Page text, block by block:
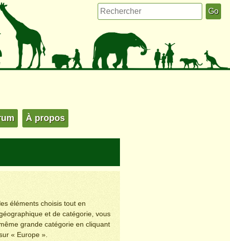
À propos
éléments choisis tout en
et de catégorie, vous
grande catégorie en cliquant
« Europe ».